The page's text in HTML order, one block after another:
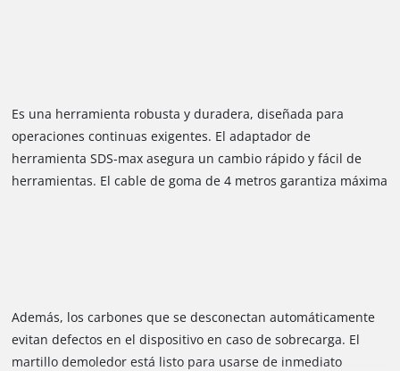
Es una herramienta robusta y duradera, diseñada para
operaciones continuas exigentes. El adaptador de
herramienta SDS-max asegura un cambio rápido y fácil de
herramientas. El cable de goma de 4 metros garantiza máxima
Además, los carbones que se desconectan automáticamente
evitan defectos en el dispositivo en caso de sobrecarga. El
martillo demoledor está listo para usarse de inmediato